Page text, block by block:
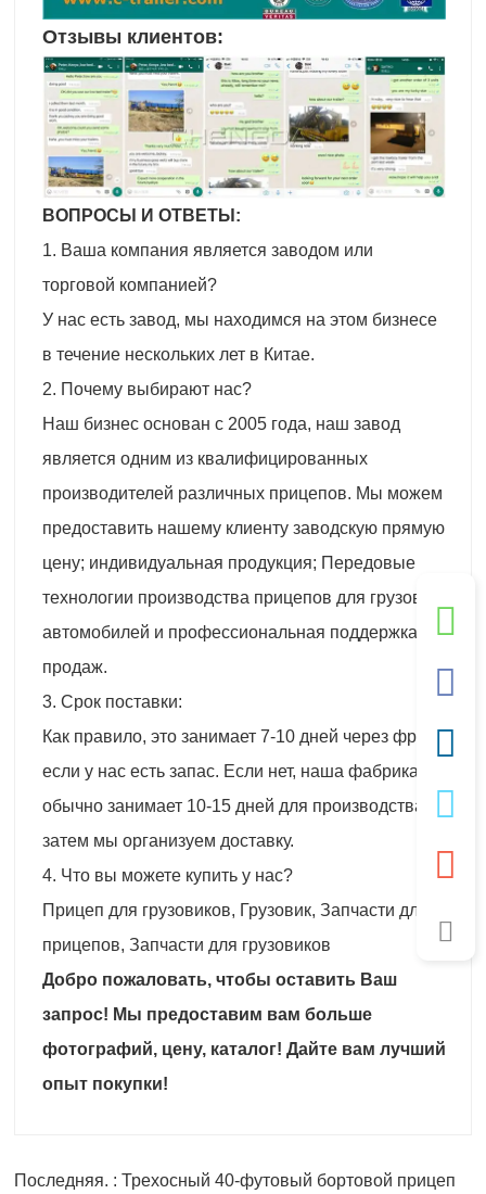
Отзывы клиентов:
ВОПРОСЫ И ОТВЕТЫ:
1. Ваша компания является заводом или
торговой компанией?
У нас есть завод, мы находимся на этом бизнесе
в течение нескольких лет в Китае.
2. Почему выбирают нас?
Наш бизнес основан с 2005 года, наш завод
является одним из квалифицированных
производителей различных прицепов. Мы можем
предоставить нашему клиенту заводскую прямую
цену; индивидуальная продукция; Передовые
технологии производства прицепов для грузовых
автомобилей и профессиональная поддержка
продаж.
3. Срок поставки:
Как правило, это занимает 7-10 дней через фрахт,
если у нас есть запас. Если нет, наша фабрика
обычно занимает 10-15 дней для производства, а
затем мы организуем доставку.
4. Что вы можете купить у нас?
Прицеп для грузовиков, Грузовик, Запчасти для
прицепов, Запчасти для грузовиков
Добро пожаловать, чтобы оставить Ваш
запрос! Мы предоставим вам больше
фотографий, цену, каталог! Дайте вам лучший
опыт покупки!
Последняя. : Трехосный 40-футовый бортовой прицеп